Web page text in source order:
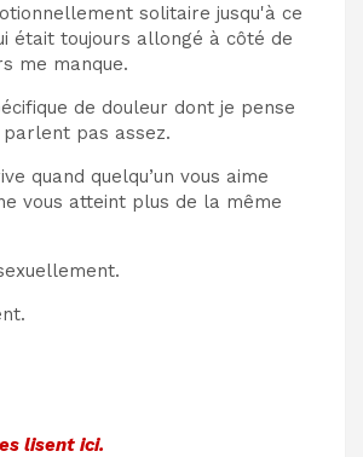
solitaire jusqu'à ce
était toujours allongé à côté de
me manque.
de douleur dont je pense
pas assez.
quand quelqu’un vous aime
vous atteint plus de la même
lisent ici.